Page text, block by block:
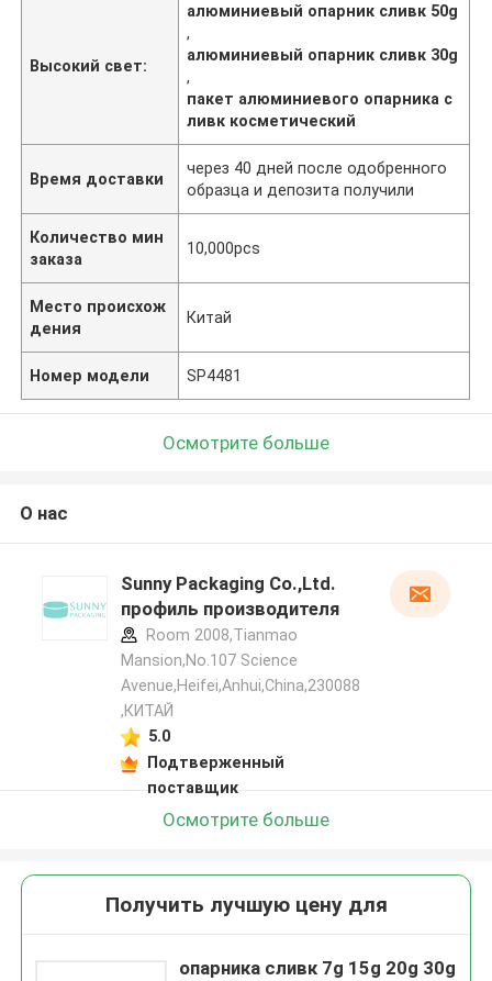
Высокий свет:
алюминиевый опарник сливк 50g
,
алюминиевый опарник сливк 30g
,
пакет алюминиевого опарника с
ливк косметический
Время доставки
через 40 дней после одобренного
образца и депозита получили
Количество мин
заказа
10,000pcs
Место происхож
дения
Китай
Номер модели SP4481
Осмотрите больше
О нас
Sunny Packaging Co.,Ltd.
профиль производителя
Room 2008,Tianmao
Mansion,No.107 Science
Avenue,Heifei,Anhui,China,230088
,КИТАЙ
5.0
Подтверженный
поставщик
Осмотрите больше
Получить лучшую цену для
опарника сливк 7g 15g 20g 30g